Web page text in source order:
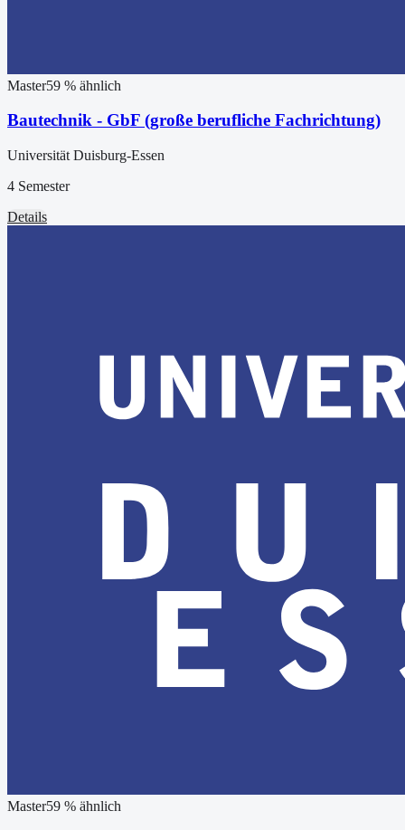
Master59 % ähnlich
Bautechnik - GbF (große berufliche Fachrichtung)
Universität Duisburg-Essen
4 Semester
Details
Master59 % ähnlich